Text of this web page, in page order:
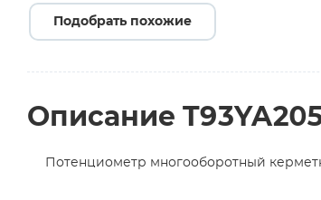
Подобрать похожие
Описание
Потенциометр многооборотный